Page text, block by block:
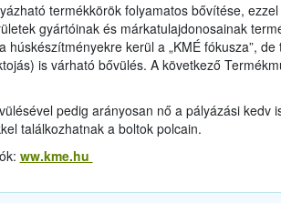
termékkörök folyamatos bővítése,
gyártóinak és márkatulajdonosainak
húskészítményekre kerül a „KMÉ fókusza”,
is várható bővülés. A következő
pedig arányosan nő a pályázási kedv
találkozhatnak a boltok polcain.
ww.kme.hu